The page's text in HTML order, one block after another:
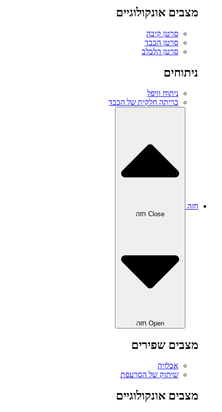
מצבים אונקולוגיים
סרטן קיבה
סרטן הכבד
סרטן הלבלב
ניתוחים
ניתוח וויפל
כריתה חלקית של הכבד
חזה
Close חזה
Open חזה
מצבים שפירים
אכלזיה
שיתוק של הסרעפת
מצבים אונקולוגיים